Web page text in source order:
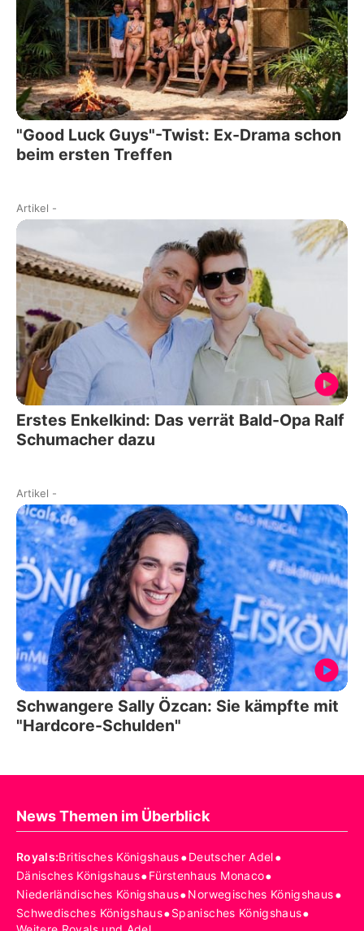
"Good Luck Guys"-Twist: Ex-Drama schon
beim ersten Treffen
Artikel -
Erstes Enkelkind: Das verrät Bald-Opa Ralf
Schumacher dazu
Artikel -
Schwangere Sally Özcan: Sie kämpfte mit
"Hardcore-Schulden"
News Themen im Überblick
Royals:Britisches Königshaus•Deutscher Adel•
Dänisches Königshaus•Fürstenhaus Monaco•
Niederländisches Königshaus•Norwegisches Königshaus•
Schwedisches Königshaus•Spanisches Königshaus•